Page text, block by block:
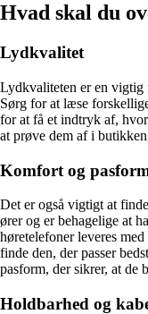
Hvad skal du
Lydkvalitet
Lydkvaliteten er en vigtig
Sørg for at læse
for at få et indtryk af,
at prøve dem af i
Komfort og
Det er også vigtigt at
ører og er behagelige at
høretelefoner leveres
finde den, der passer
pasform, der sikrer, at de
Holdbarhed og